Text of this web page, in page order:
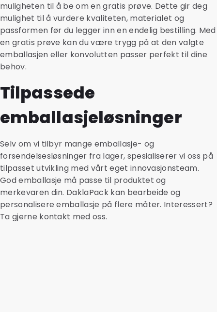
muligheten til å be om en gratis prøve. Dette gir deg
mulighet til å vurdere kvaliteten, materialet og
passformen før du legger inn en endelig bestilling. Med
en gratis prøve kan du være trygg på at den valgte
emballasjen eller konvolutten passer perfekt til dine
behov.
Tilpassede
emballasjeløsninger
Selv om vi tilbyr mange emballasje- og
forsendelsesløsninger fra lager, spesialiserer vi oss på
tilpasset utvikling med vårt eget innovasjonsteam.
God emballasje må passe til produktet og
merkevaren din. DaklaPack kan bearbeide og
personalisere emballasje på flere måter. Interessert?
Ta gjerne kontakt med oss.